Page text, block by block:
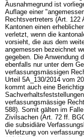
Ausnahmegrund ist
Auflage einer
Rechtsvertreters (Art. 122
Kantonen einen
verletzt, wenn die
vorsieht, die aus dem
angemessen bezeichnet
gegeben. Die Anwendung
ebenfalls nur unter dem
verfassungsmässigen
Urteil 5A_130/2014 vom
kommt auch eine
verfassungsmässige
588). Somit gälten im
Zivilsachen (Art. 72 ff.
die subsidiäre
Verletzung von